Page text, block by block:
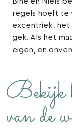
regels hoeft te
excentriek, het
gek. Als het
eigen, en
Bekijk
van de